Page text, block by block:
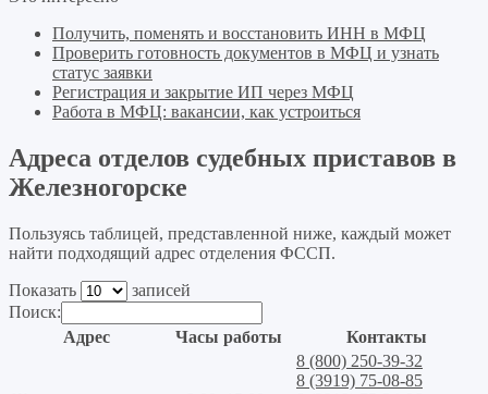
Получить, поменять и восстановить ИНН в МФЦ
Проверить готовность документов в МФЦ и узнать
статус заявки
Регистрация и закрытие ИП через МФЦ
Работа в МФЦ: вакансии, как устроиться
Адреса отделов судебных приставов в
Железногорске
Пользуясь таблицей, представленной ниже, каждый может
найти подходящий адрес отделения ФССП.
Показать
записей
Поиск:
Адрес
Часы работы Контакты
8 (800) 250-39-32
8 (3919) 75-08-85